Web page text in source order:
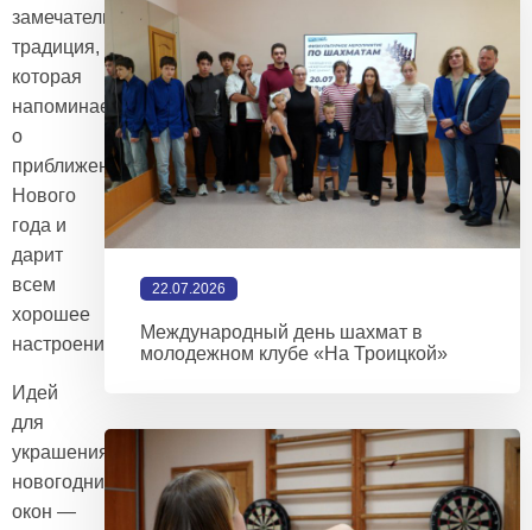
замечательная
традиция,
которая
напоминает
о
приближении
Нового
года и
дарит
всем
хорошее
настроение.
Идей
для
украшения
новогодних
окон —
22.07.2026
Международный день шахмат в
молодежном клубе «На Троицкой»